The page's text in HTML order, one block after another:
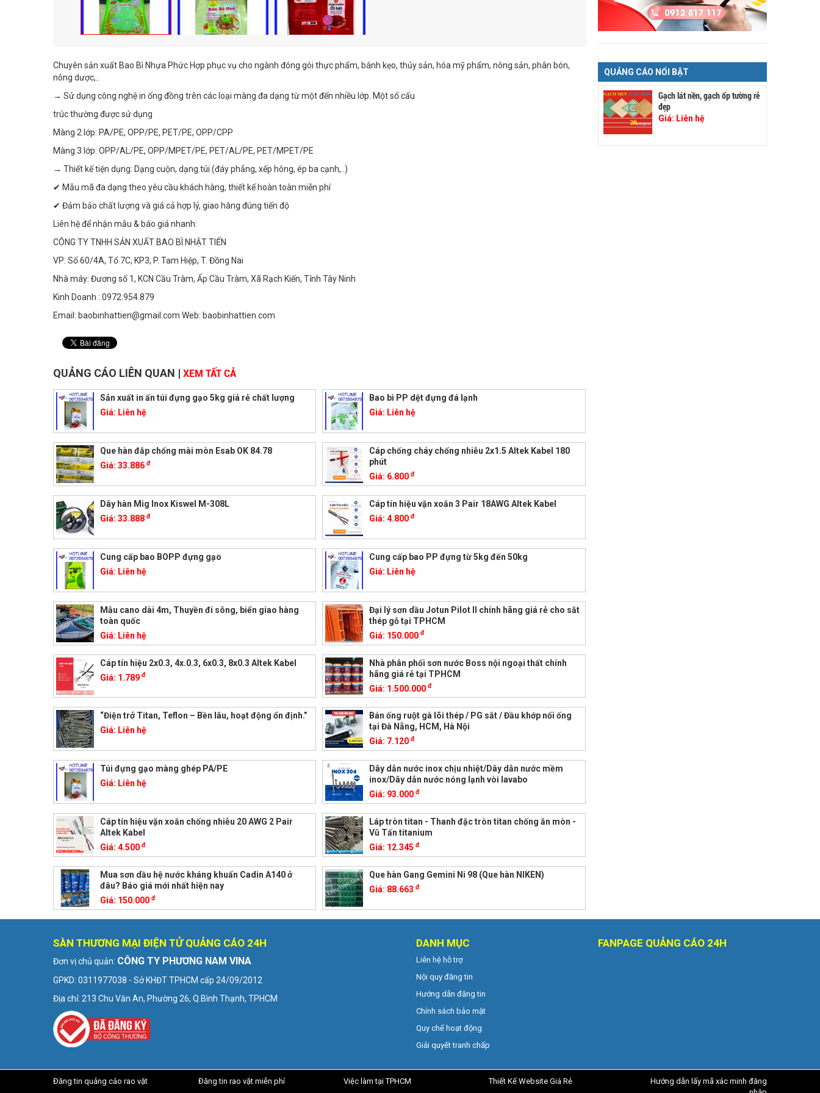
Chuyên sản xuất Bao Bì Nhựa Phức Hợp phục vụ cho ngành đóng gói thực phẩm, bánh kẹo, thủy sản, hóa mỹ phẩm, nông sản, phân bón,
nông dược,..
→ Sử dụng công nghệ in ống đồng trên các loại màng đa dạng từ một đến nhiều lớp. Một số cấu
trúc thường được sử dụng
Màng 2 lớp: PA/PE, OPP/PE, PET/PE, OPP/CPP
Màng 3 lớp: OPP/AL/PE, OPP/MPET/PE, PET/AL/PE, PET/MPET/PE
→ Thiết kế tiện dụng: Dạng cuộn, dạng túi (đáy phẳng, xếp hông, ép ba cạnh,..)
✔ Mẫu mã đa dạng theo yêu cầu khách hàng, thiết kế hoàn toàn miễn phí
✔ Đảm bảo chất lượng và giá cả hợp lý, giao hàng đúng tiến độ
Liên hệ để nhận mẫu & báo giá nhanh:
CÔNG TY TNHH SẢN XUẤT BAO BÌ NHẬT TIẾN
VP: Số 60/4A, Tổ 7C, KP3, P. Tam Hiệp, T. Đồng Nai
Nhà máy: Đương số 1, KCN Cầu Tràm, Ấp Cầu Tràm, Xã Rạch Kiến, Tỉnh Tây Ninh
Kinh Doanh : 0972.954.879
Email: baobinhattien@gmail.com Web: baobinhattien.com
QUẢNG CÁO LIÊN QUAN | XEM TẤT CẢ
Sản xuất in ấn túi đựng gạo 5kg giá rẻ chất lượng
Giá: Liên hệ
Bao bì PP dệt đựng đá lạnh
Giá: Liên hệ
Que hàn đắp chống mài mòn Esab OK 84.78
Giá: 33.886 đ
Cáp chống cháy chống nhiễu 2x1.5 Altek Kabel 180
phút
Giá: 6.800đ
Dây hàn Mig Inox Kiswel M-308L
Giá: 33.888 đ
Cáp tín hiệu vặn xoắn 3 Pair 18AWG Altek Kabel
Giá:4.800đ
Cung cấp bao BOPP đựng gạo
Giá: Liên hệ
Cung cấp bao PP đựng từ 5kg đến 50kg
Giá: Liên hệ
Mẫu cano dài 4m, Thuyền đi sông, biển giao hàng
toàn quốc
Giá: Liên hệ
Đại lý sơn dầu Jotun Pilot II chính hãng giá rẻ cho sắt
thép gỗ tại TPHCM
Giá: 150.000đ
Cáp tín hiệu 2x0.3, 4x.0.3, 6x0.3, 8x0.3 Altek Kabel
Giá: 1.789 đ
Nhà phân phối sơn nước Boss nội ngoại thất chính
hãng giá rẻ tại TPHCM
Giá: 1.500.000đ
“Điện trở Titan, Teflon – Bền lâu, hoạt động ổn định.”
Giá: Liên hệ
Bán ống ruột gà lõi thép / PG sắt / Đầu khớp nối ống
tại Đà Nẵng, HCM, Hà Nội
Giá: 7.120đ
Túi đựng gạo màng ghép PA/PE
Giá: Liên hệ
Dây dẫn nước inox chịu nhiệt/Dây dẫn nước mềm
inox/Dây dẫn nước nóng lạnh vòi lavabo
Giá: 93.000đ
Cáp tín hiệu vặn xoắn chống nhiễu 20 AWG 2 Pair
Altek Kabel
Giá: 4.500 đ
Láp tròn titan - Thanh đặc tròn titan chống ăn mòn -
Vũ Tấn titanium
Giá: 12.345đ
Mua sơn dầu hệ nước kháng khuẩn Cadin A140 ở
đâu? Báo giá mới nhất hiện nay
Giá: 150.000 đ
Que hàn Gang Gemini Ni 98 (Que hàn NIKEN)
Giá: 88.663đ
QUẢNG CÁO NỔI BẬT
Gạch lát nền, gạch ốp tường rẻ
đẹp
Giá: Liên hệ
SÀN THƯƠNG MẠI ĐIỆN TỬ QUẢNG CÁO 24H
Đơn vị chủ quản: CÔNG TY PHƯƠNG NAM VINA
GPKD: 0311977038 - Sở KHĐT TPHCM cấp 24/09/2012
Địa chỉ: 213 Chu Văn An, Phường 26, Q.Bình Thạnh, TPHCM
DANH MỤC
Liên hệ hỗ trợ
Nội quy đăng tin
Hướng dẫn đăng tin
Chính sách bảo mật
Quy chế hoạt động
Giải quyết tranh chấp
FANPAGE QUẢNG CÁO 24H
Đăng tin quảng cáo rao vặt Đăng tin rao vặt miễn phí Việc làm tại TPHCM Thiết Kế Website Giá Rẻ
Hướng dẫn lấy mã xác minh đăng